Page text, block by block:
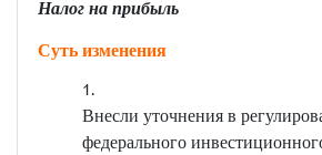
Налог на прибыль
Суть изменения
Внесли уточнения в
федерального